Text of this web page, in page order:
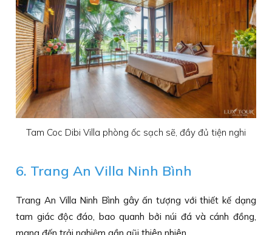
Tam Coc Dibi Villa phòng ốc sạch sẽ, đầy đủ tiện nghi
6. Trang An Villa Ninh Bình
Trang An Villa Ninh Bình gây ấn tượng với thiết kế dạng
tam giác độc đáo, bao quanh bởi núi đá và cánh đồng,